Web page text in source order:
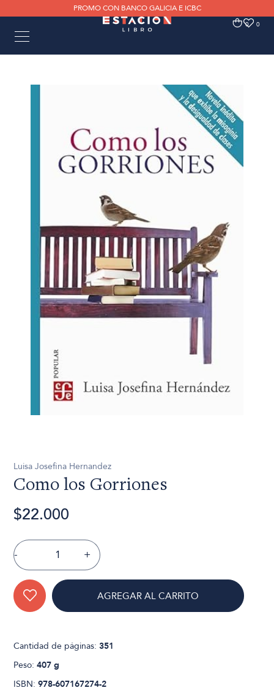
PROMO CON BANCO GALICIA E ICBC
0 0
Luisa Josefina Hernandez
Como los Gorriones
$22.000
- +
AGREGAR AL CARRITO
Cantidad de páginas:351
Peso:407 g
ISBN:978-607167274-2